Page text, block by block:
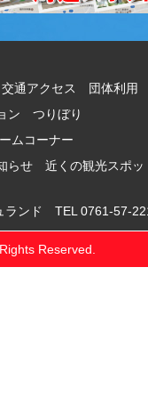
交通アクセス
団体利用
ン
つりぼり
ムコーナー
らせ
近くの観光スポッ
ランド TEL 0761-57-
Reserved.